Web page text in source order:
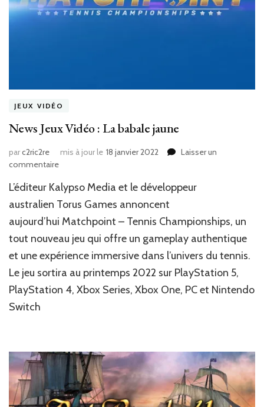
JEUX VIDÉO
News Jeux Vidéo : La babale jaune
parc2ric2re mis à jour le 18 janvier 2022
Laisser un
commentairesur
Jeux
Vidéo
La
babale
jaune
L’éditeur Kalypso Media et le développeur
australien Torus Games annoncent
aujourd’hui Matchpoint – Tennis Championships, un
tout nouveau jeu qui offre un gameplay authentique
et une expérience immersive dans l’univers du tennis.
Le jeu sortira au printemps 2022 sur PlayStation 5,
PlayStation 4, Xbox Series, Xbox One, PC et Nintendo
Switch